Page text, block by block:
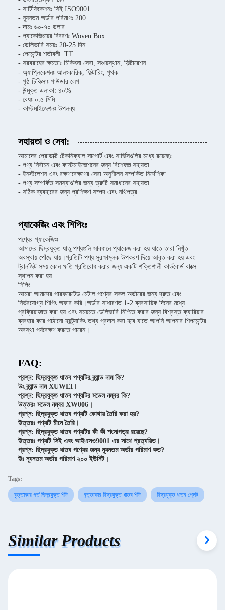
- সার্টিফিকেশনঃ সিই ISO9001
- ন্যূনতম অর্ডার পরিমাণঃ 200
- দামঃ ৬০-৭০ ডলার
- প্যাকেজিংয়ের বিবরণঃ Woven Box
- ডেলিভারি সময়ঃ 20-25 দিন
- পেমেন্টের শর্তাবলী: TT
- সরবরাহের ক্ষমতাঃ চিকিৎসা সেবা, সঞ্চয়স্থান, ফিল্টারেশন
- অ্যাপ্লিকেশনঃ আলংকারিক, ফিল্টারিং, পৃথক
- পৃষ্ঠ চিকিত্সাঃ পাউডার লেপ
- উন্মুক্ত এলাকা: ৪০%
- বেধঃ ০.৫ মিমি
- কাস্টমাইজেশনঃ উপলব্ধ
সহায়তা ও সেবা:
আমাদের প্রোডাক্ট টেকনিক্যাল সাপোর্ট এবং সার্ভিসগুলির মধ্যে রয়েছেঃ
- পণ্য নির্বাচন এবং কাস্টমাইজেশনের জন্য বিশেষজ্ঞ সহায়তা
- ইনস্টলেশন এবং রক্ষণাবেক্ষণের সেরা অনুশীলন সম্পর্কিত নির্দেশিকা
- পণ্য সম্পর্কিত সমস্যাগুলির জন্য ত্রুটি সমাধানের সহায়তা
- সঠিক ব্যবহারের জন্য প্রশিক্ষণ সম্পদ এবং নথিপত্র
প্যাকেজিং এবং শিপিংঃ
পণ্যের প্যাকেজিংঃ
আমাদের ছিদ্রযুক্ত ধাতু পণ্যগুলি সাবধানে প্যাকেজ করা হয় যাতে তারা নিখুঁত
অবস্থায় পৌঁছে যায়।প্রতিটি পণ্য সুরক্ষামূলক উপকরণ দিয়ে আবৃত করা হয় এবং
ট্রানজিট সময় কোন ক্ষতি প্রতিরোধ করার জন্য একটি শক্তিশালী কার্ডবোর্ড বাক্সে
স্থাপন করা হয়.
শিপিং:
আমরা আমাদের পারফরেটেড মেটাল পণ্যের সকল অর্ডারের জন্য দ্রুত এবং
নির্ভরযোগ্য শিপিং অফার করি।অর্ডার সাধারণত 1-2 ব্যবসায়িক দিনের মধ্যে
প্রক্রিয়াজাত করা হয় এবং সময়মত ডেলিভারি নিশ্চিত করার জন্য বিশ্বস্ত ক্যারিয়ার
ব্যবহার করে পাঠানো হয়ট্র্যাকিং তথ্য প্রদান করা হবে যাতে আপনি আপনার শিপমেন্টের
অবস্থা পর্যবেক্ষণ করতে পারেন।
FAQ:
প্রশ্ন: ছিদ্রযুক্ত ধাতব পণ্যটির ব্র্যান্ড নাম কি?
উঃ ব্র্যান্ড নাম XUWEI।
প্রশ্ন: ছিদ্রযুক্ত ধাতব পণ্যটির মডেল নম্বর কি?
উত্তরঃ মডেল নম্বর XW006।
প্রশ্ন: ছিদ্রযুক্ত ধাতব পণ্যটি কোথায় তৈরি করা হয়?
উত্তরঃ পণ্যটি চীনে তৈরি।
প্রশ্ন: ছিদ্রযুক্ত ধাতব পণ্যটির কী কী শংসাপত্র রয়েছে?
উত্তরঃ পণ্যটি সিই এবং আইএসও9001 এর সাথে প্রত্যয়িত।
প্রশ্ন: ছিদ্রযুক্ত ধাতব পণ্যের জন্য ন্যূনতম অর্ডার পরিমাণ কত?
উঃ ন্যূনতম অর্ডার পরিমাণ ২০০ ইউনিট।
Tags:
বৃত্তাকার গর্ত ছিদ্রযুক্ত শীট বৃত্তাকার ছিদ্রযুক্ত ধাতব শীট ছিদ্রযুক্ত ধাতব প্লেট
Similar Products